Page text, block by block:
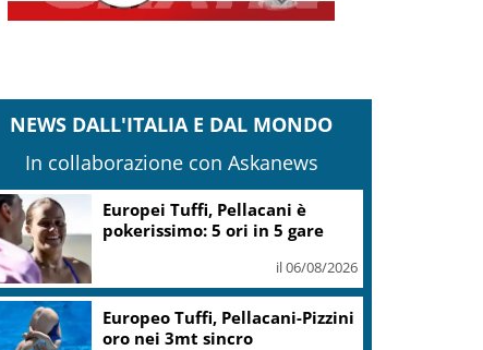
NEWS DALL'ITALIA E DAL MONDO
In collaborazione con Askanews
Europei Tuffi, Pellacani è
pokerissimo: 5 ori in 5 gare
il 06/08/2026
Europeo Tuffi, Pellacani-Pizzini
oro nei 3mt sincro